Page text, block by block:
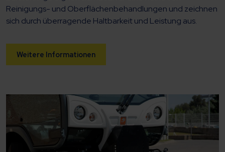
Reinigungs- und Oberflächenbehandlungen und zeichnen
sich durch überragende Haltbarkeit und Leistung aus.
Weitere Informationen